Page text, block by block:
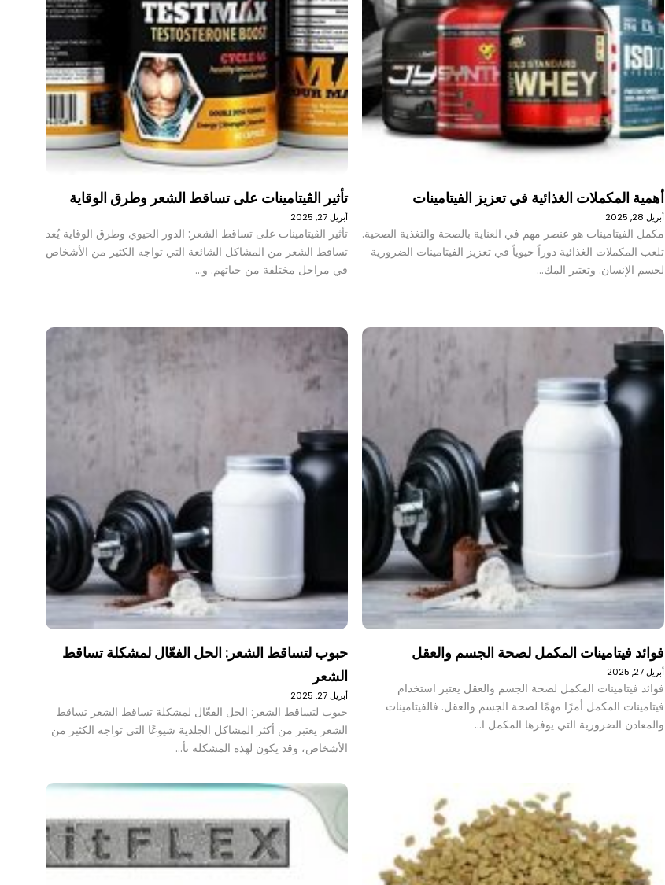
أهمية المكملات الغذائية في تعزيز الفيتامينات
أبريل 28, 2025
مكمل الفيتامينات هو عنصر مهم في العناية بالصحة والتغذية الصحية.
تلعب المكملات الغذائية دوراً حيوياً في تعزيز الفيتامينات الضرورية
لجسم الإنسان. وتعتبر المك…
تأثير الڤيتامينات على تساقط الشعر وطرق الوقاية
أبريل 27, 2025
تأثير الڤيتامينات على تساقط الشعر: الدور الحيوي وطرق الوقاية يُعد
تساقط الشعر من المشاكل الشائعة التي تواجه الكثير من الأشخاص
في مراحل مختلفة من حياتهم. و…
فوائد فيتامينات المكمل لصحة الجسم والعقل
أبريل 27, 2025
فوائد فيتامينات المكمل لصحة الجسم والعقل يعتبر استخدام
فيتامينات المكمل أمرًا مهمًا لصحة الجسم والعقل. فالفيتامينات
والمعادن الضرورية التي يوفرها المكمل ا…
حبوب لتساقط الشعر: الحل الفعّال لمشكلة تساقط
الشعر
أبريل 27, 2025
حبوب لتساقط الشعر: الحل الفعّال لمشكلة تساقط الشعر تساقط
الشعر يعتبر من أكثر المشاكل الجلدية شيوعًا التي تواجه الكثير من
الأشخاص، وقد يكون لهذه المشكلة تأ…